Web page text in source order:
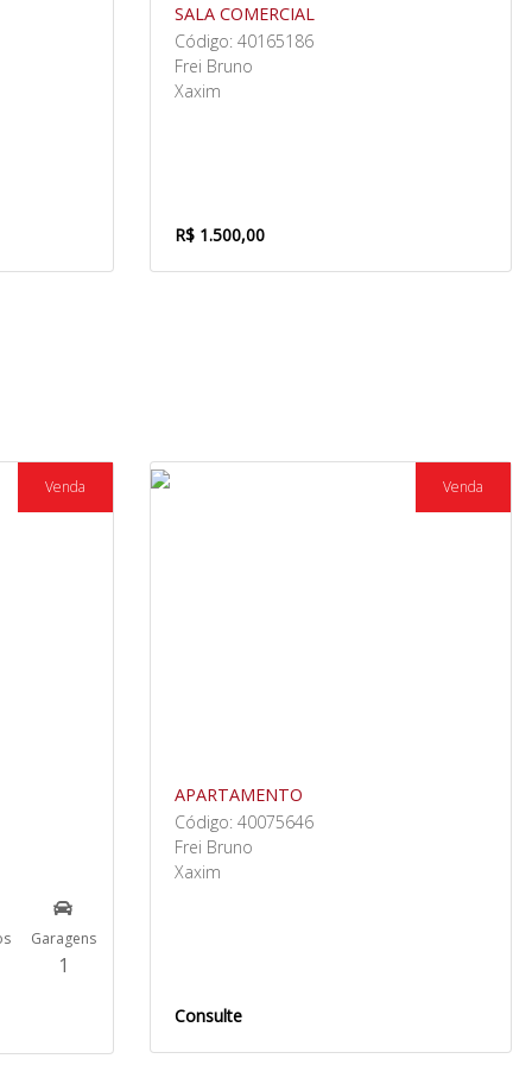
SALA COMERCIAL
Código: 40165186
Frei Bruno
Xaxim
R$ 1.500,00
Venda
Garagens
1
Venda
APARTAMENTO
Código: 40075646
Frei Bruno
Xaxim
Consulte